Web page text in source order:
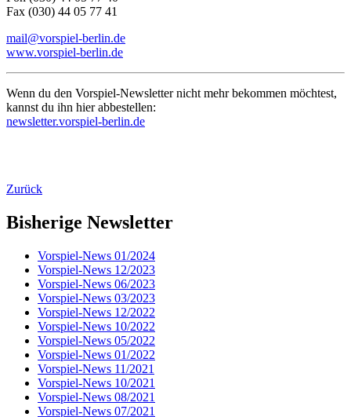
Fax (030) 44 05 77 41
mail@vorspiel-berlin.de
www.vorspiel-berlin.de
Wenn du den Vorspiel-Newsletter nicht mehr bekommen möchtest,
kannst du ihn hier abbestellen:
newsletter.vorspiel-berlin.de
Zurück
Bisherige Newsletter
Vorspiel-News 01/2024
Vorspiel-News 12/2023
Vorspiel-News 06/2023
Vorspiel-News 03/2023
Vorspiel-News 12/2022
Vorspiel-News 10/2022
Vorspiel-News 05/2022
Vorspiel-News 01/2022
Vorspiel-News 11/2021
Vorspiel-News 10/2021
Vorspiel-News 08/2021
Vorspiel-News 07/2021